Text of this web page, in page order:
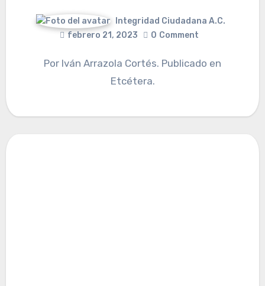
Integridad Ciudadana A.C.
febrero 21, 2023
0 Comment
Por Iván Arrazola Cortés. Publicado en
Etcétera.